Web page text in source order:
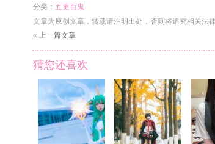
分类： 五更百鬼
文章为原创文章，转载请注明出处，否则将追究相关法律
«
上一篇文章
猜您还喜欢